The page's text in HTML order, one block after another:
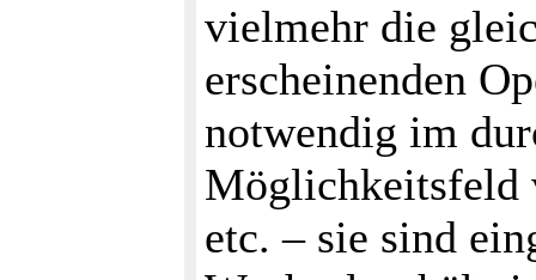
vielmehr die
erscheinenden
notwendig im
Möglichkeitsfeld
etc. – sie sind